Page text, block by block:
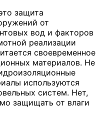
защита
от
вод и факторов
реализации
своевременное
материалов. Не
используются
систем. Нет,
защищать от влаги